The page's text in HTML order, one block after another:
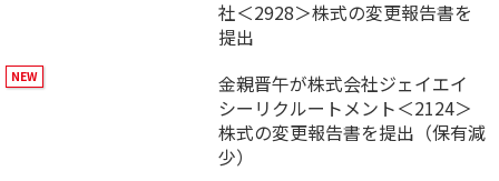
社＜2928＞株式の変更報告書を
提出
金親晋午が株式会社ジェイエイ
シーリクルートメント＜2124＞
株式の変更報告書を提出（保有減
少）